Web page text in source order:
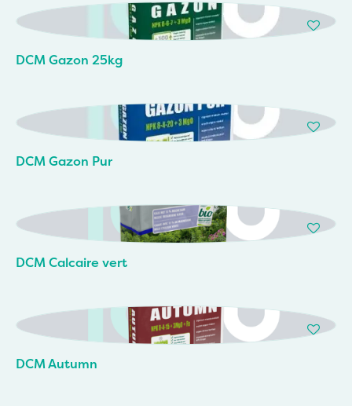
DCM Gazon 25kg
DCM Gazon Pur
DCM Calcaire vert
DCM Autumn